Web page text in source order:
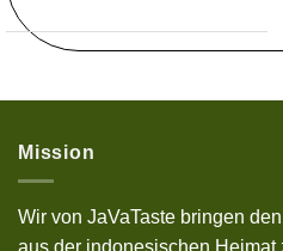
Mission
Wir von JaVaTaste bringen